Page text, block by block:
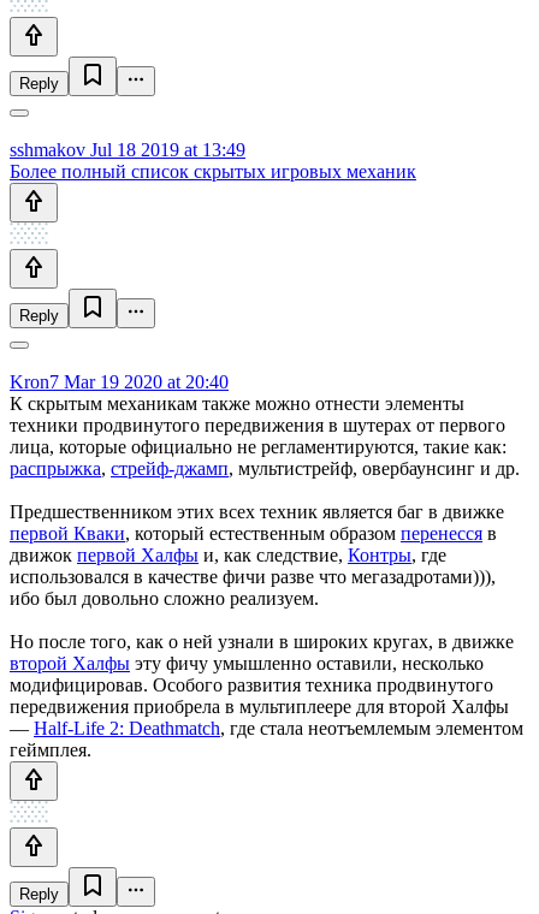
Reply
sshmakov Jul 18 2019 at 13:49
Более полный список скрытых игровых механик
Reply
Kron7 Mar 19 2020 at 20:40
К скрытым механикам также можно отнести элементы
техники продвинутого передвижения в шутерах от первого
лица, которые официально не регламентируются, такие как:
распрыжка, стрейф-джамп, мультистрейф, овербаунсинг и др.
Предшественником этих всех техник является баг в движке
первой Кваки, который естественным образом перенесся в
движок первой Халфы и, как следствие, Контры, где
использовался в качестве фичи разве что мегазадротами))),
ибо был довольно сложно реализуем.
Но после того, как о ней узнали в широких кругах, в движке
второй Халфы эту фичу умышленно оставили, несколько
модифицировав. Особого развития техника продвинутого
передвижения приобрела в мультиплеере для второй Халфы
— Half-Life 2: Deathmatch, где стала неотъемлемым элементом
геймплея.
Reply